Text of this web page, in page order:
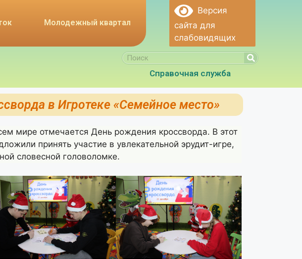
Молодежный квартал
Версия
сайта для
слабовидящих
Справочная служба
в Игротеке «Семейное место»
мире отмечается День рождения кроссворда. В этот
принять участие в увлекательной эрудит-игре,
словесной головоломке.